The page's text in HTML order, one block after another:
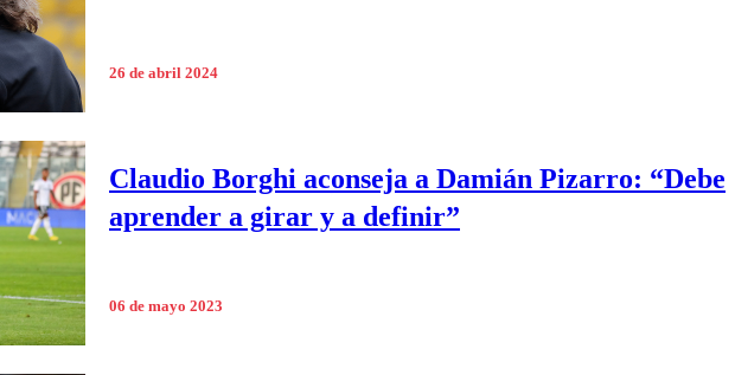
26 de abril 2024
Claudio Borghi aconseja a Damián Pizarro: “Debe
aprender a girar y a definir”
06 de mayo 2023